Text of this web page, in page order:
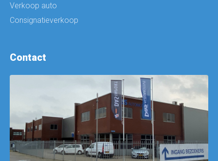
Verkoop auto
Consignatieverkoop
Contact